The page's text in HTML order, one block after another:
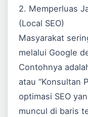
2. Memperluas
(Local SEO)
Masyarakat
melalui Google
Contohnya
atau “Konsultan
optimasi SEO
muncul di baris